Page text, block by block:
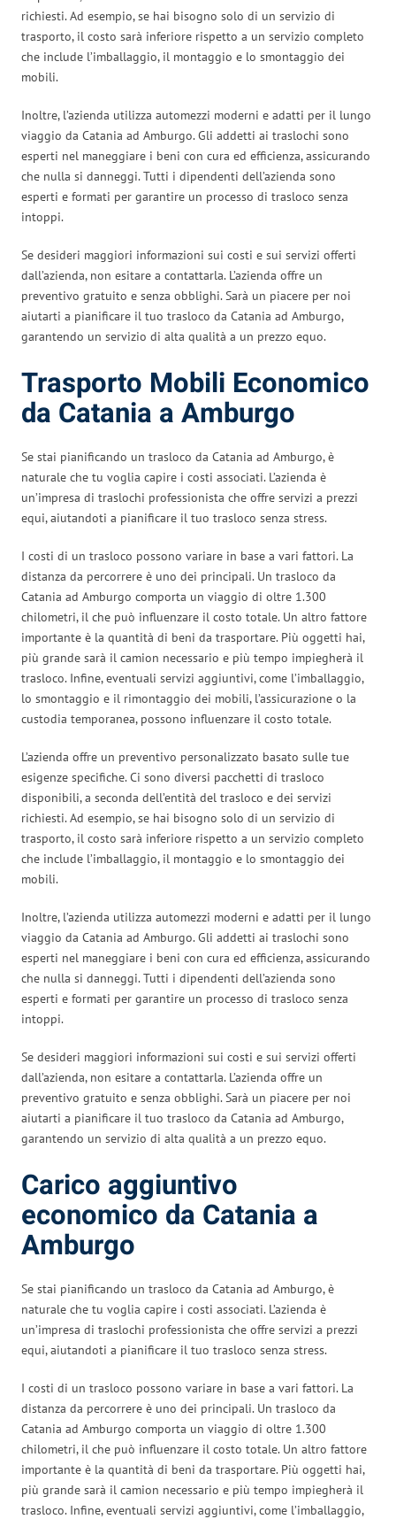
richiesti. Ad esempio, se hai bisogno solo di un servizio di
trasporto, il costo sarà inferiore rispetto a un servizio completo
che include l’imballaggio, il montaggio e lo smontaggio dei
mobili.
Inoltre, l’azienda utilizza automezzi moderni e adatti per il lungo
viaggio da Catania ad Amburgo. Gli addetti ai traslochi sono
esperti nel maneggiare i beni con cura ed efficienza, assicurando
che nulla si danneggi. Tutti i dipendenti dell’azienda sono
esperti e formati per garantire un processo di trasloco senza
intoppi.
Se desideri maggiori informazioni sui costi e sui servizi offerti
dall’azienda, non esitare a contattarla. L’azienda offre un
preventivo gratuito e senza obblighi. Sarà un piacere per noi
aiutarti a pianificare il tuo trasloco da Catania ad Amburgo,
garantendo un servizio di alta qualità a un prezzo equo.
Trasporto Mobili Economico
da Catania a Amburgo
Se stai pianificando un trasloco da Catania ad Amburgo, è
naturale che tu voglia capire i costi associati. L’azienda è
un’impresa di traslochi professionista che offre servizi a prezzi
equi, aiutandoti a pianificare il tuo trasloco senza stress.
I costi di un trasloco possono variare in base a vari fattori. La
distanza da percorrere è uno dei principali. Un trasloco da
Catania ad Amburgo comporta un viaggio di oltre 1.300
chilometri, il che può influenzare il costo totale. Un altro fattore
importante è la quantità di beni da trasportare. Più oggetti hai,
più grande sarà il camion necessario e più tempo impiegherà il
trasloco. Infine, eventuali servizi aggiuntivi, come l’imballaggio,
lo smontaggio e il rimontaggio dei mobili, l’assicurazione o la
custodia temporanea, possono influenzare il costo totale.
L’azienda offre un preventivo personalizzato basato sulle tue
esigenze specifiche. Ci sono diversi pacchetti di trasloco
disponibili, a seconda dell’entità del trasloco e dei servizi
richiesti. Ad esempio, se hai bisogno solo di un servizio di
trasporto, il costo sarà inferiore rispetto a un servizio completo
che include l’imballaggio, il montaggio e lo smontaggio dei
mobili.
Inoltre, l’azienda utilizza automezzi moderni e adatti per il lungo
viaggio da Catania ad Amburgo. Gli addetti ai traslochi sono
esperti nel maneggiare i beni con cura ed efficienza, assicurando
che nulla si danneggi. Tutti i dipendenti dell’azienda sono
esperti e formati per garantire un processo di trasloco senza
intoppi.
Se desideri maggiori informazioni sui costi e sui servizi offerti
dall’azienda, non esitare a contattarla. L’azienda offre un
preventivo gratuito e senza obblighi. Sarà un piacere per noi
aiutarti a pianificare il tuo trasloco da Catania ad Amburgo,
garantendo un servizio di alta qualità a un prezzo equo.
Carico aggiuntivo
economico da Catania a
Amburgo
Se stai pianificando un trasloco da Catania ad Amburgo, è
naturale che tu voglia capire i costi associati. L’azienda è
un’impresa di traslochi professionista che offre servizi a prezzi
equi, aiutandoti a pianificare il tuo trasloco senza stress.
I costi di un trasloco possono variare in base a vari fattori. La
distanza da percorrere è uno dei principali. Un trasloco da
Catania ad Amburgo comporta un viaggio di oltre 1.300
chilometri, il che può influenzare il costo totale. Un altro fattore
importante è la quantità di beni da trasportare. Più oggetti hai,
più grande sarà il camion necessario e più tempo impiegherà il
trasloco. Infine, eventuali servizi aggiuntivi, come l’imballaggio,